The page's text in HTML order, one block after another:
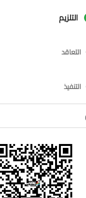
التلزيم
التعاقد
التنفيذ